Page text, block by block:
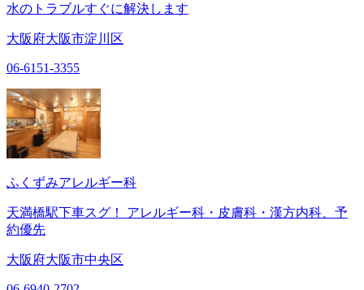
水のトラブルすぐに解決します
大阪府大阪市淀川区
06-6151-3355
ふくずみアレルギー科
天満橋駅下車スグ！ アレルギー科・皮膚科・漢方内科、予
約優先
大阪府大阪市中央区